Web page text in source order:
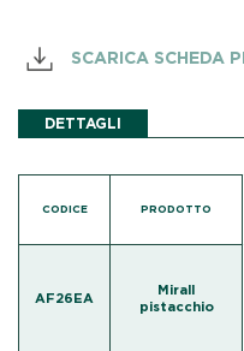
SCARICA SCHEDA
DETTAGLI
CODICE PRODOTTO
AF26EA
Mirall
pistacchio